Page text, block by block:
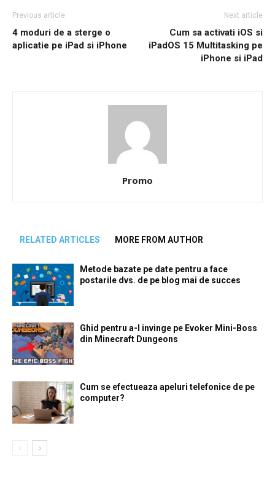
Previous article
4 moduri de a sterge o
aplicatie pe iPad si iPhone
Next article
Cum sa activati iOS si
iPadOS 15 Multitasking pe
iPhone si iPad
Promo
RELATED ARTICLES MORE FROM AUTHOR
Metode bazate pe date pentru a face
postarile dvs. de pe blog mai de succes
Ghid pentru a-l invinge pe Evoker Mini-Boss
din Minecraft Dungeons
Cum se efectueaza apeluri telefonice de pe
computer?